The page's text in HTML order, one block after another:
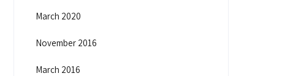
March 2020
November 2016
March 2016